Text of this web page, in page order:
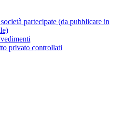
partecipate (da pubblicare in
privato controllati